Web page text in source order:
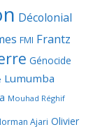
Décolonial
FMI Frantz
Génocide
Lumumba
Mouhad Réghif
Ajari Olivier